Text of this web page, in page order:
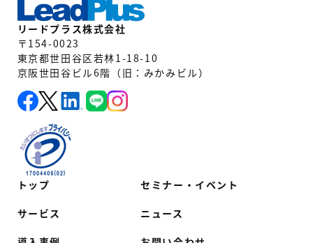
トップ
サービス
セミナー・イベント
ニュース
リードプラス株式会社
〒154-0023
東京都世田谷区若林1-18-10
京阪世田谷ビル6階（旧：みかみビル）